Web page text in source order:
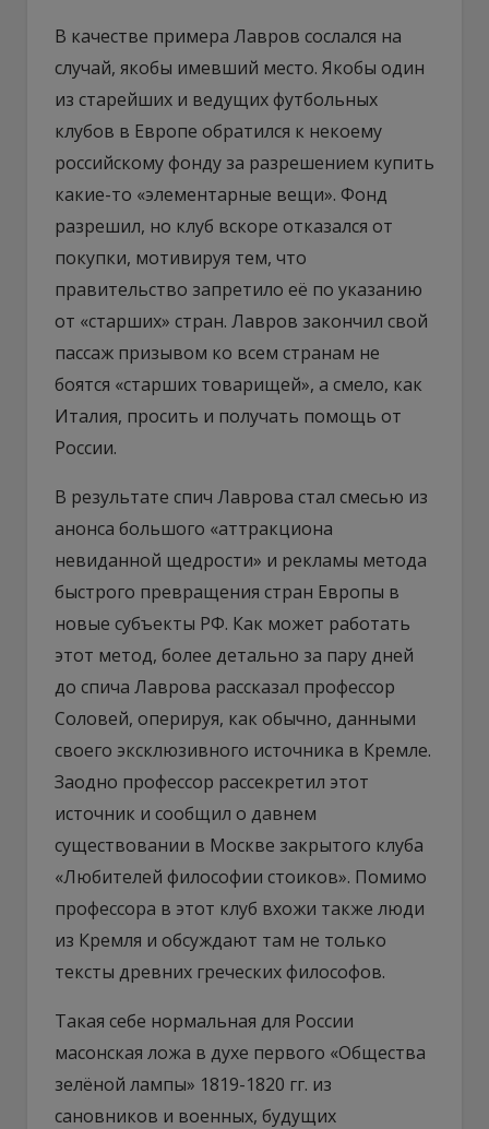
В качестве примера Лавров сослался на
случай, якобы имевший место. Якобы один
из старейших и ведущих футбольных
клубов в Европе обратился к некоему
российскому фонду за разрешением купить
какие-то «элементарные вещи». Фонд
разрешил, но клуб вскоре отказался от
покупки, мотивируя тем, что
правительство запретило её по указанию
от «старших» стран. Лавров закончил свой
пассаж призывом ко всем странам не
боятся «старших товарищей», а смело, как
Италия, просить и получать помощь от
России.
В результате спич Лаврова стал смесью из
анонса большого «аттракциона
невиданной щедрости» и рекламы метода
быстрого превращения стран Европы в
новые субъекты РФ. Как может работать
этот метод, более детально за пару дней
до спича Лаврова рассказал профессор
Соловей, оперируя, как обычно, данными
своего эксклюзивного источника в Кремле.
Заодно профессор рассекретил этот
источник и сообщил о давнем
существовании в Москве закрытого клуба
«Любителей философии стоиков». Помимо
профессора в этот клуб вхожи также люди
из Кремля и обсуждают там не только
тексты древних греческих философов.
Такая себе нормальная для России
масонская ложа в духе первого «Общества
зелёной лампы» 1819-1820 гг. из
сановников и военных, будущих